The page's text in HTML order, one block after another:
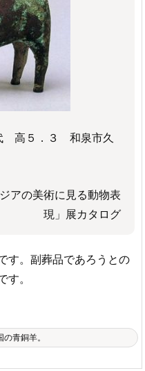
高５．３ 和泉市久
アの美術に見る動物表
現」展カタログ
す。副葬品であろうとの
す。
の青銅羊。